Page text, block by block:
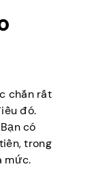
chắn rất
đó.
có
trong
mức.